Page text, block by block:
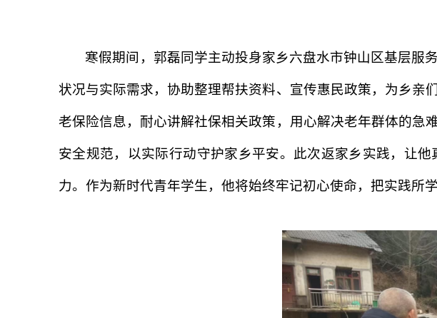
寒假期间，郭磊同学主动投身家乡六盘水市钟山区基层服
状况与实际需求，协助整理帮扶资料、宣传惠民政策，为乡亲
老保险信息，耐心讲解社保相关政策，用心解决老年群体的急
安全规范，以实际行动守护家乡平安。此次返家乡实践，让
力。作为新时代青年学生，他将始终牢记初心使命，把实践所